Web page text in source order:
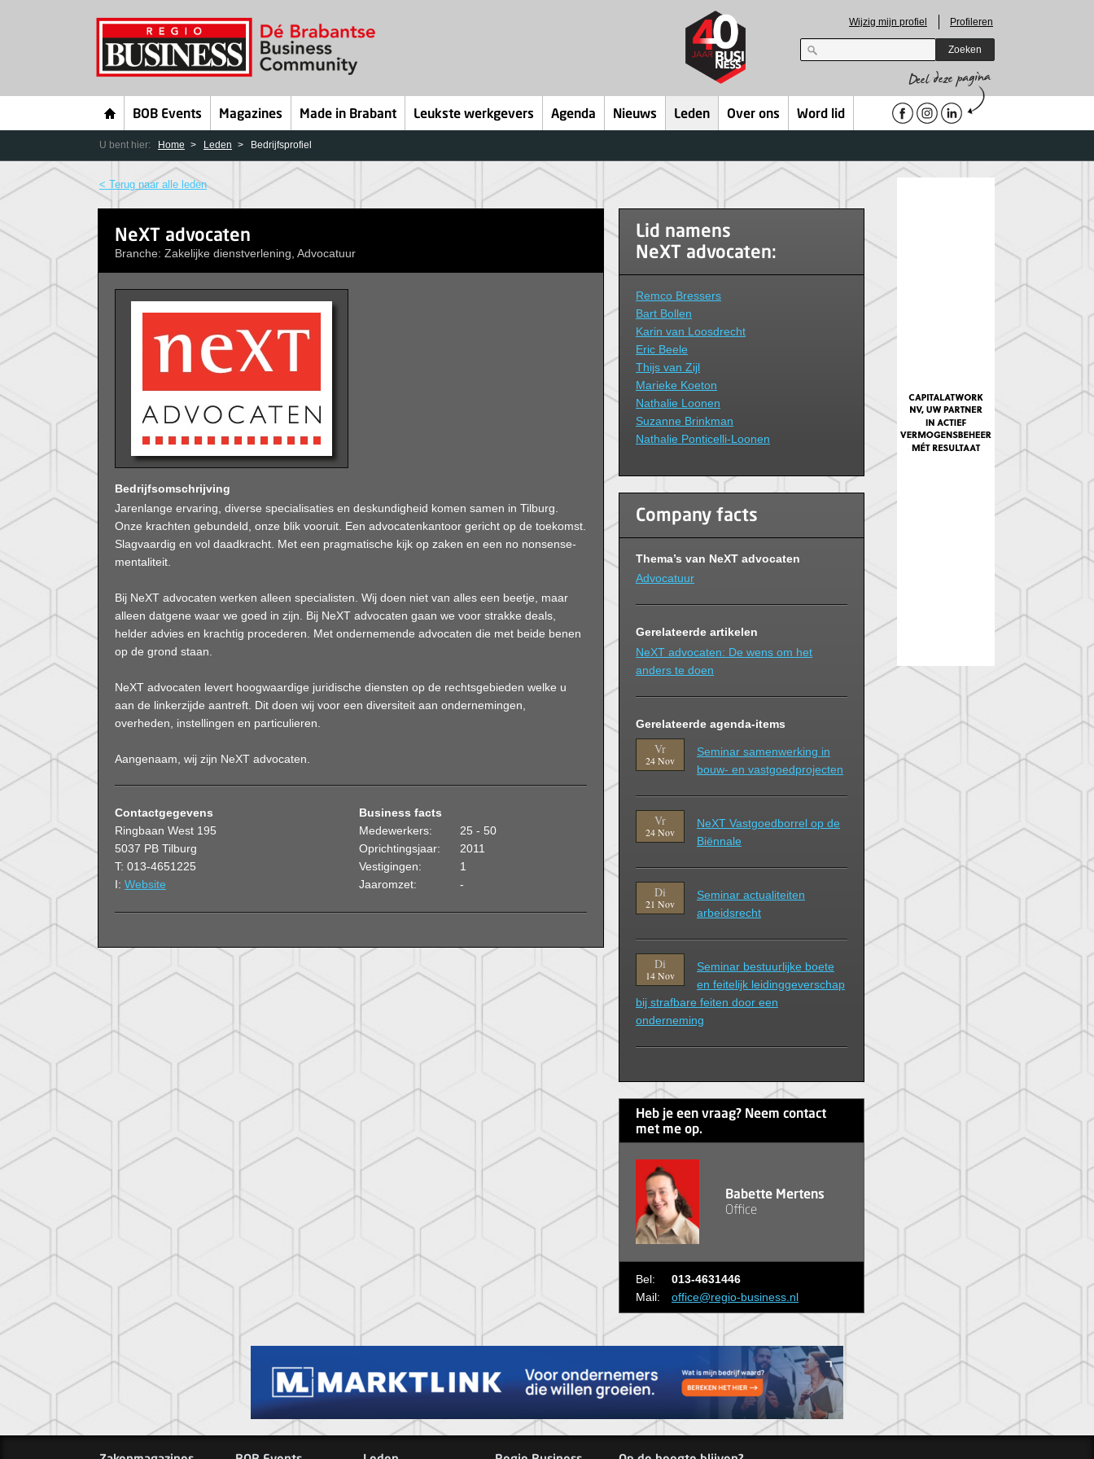
Wijzig mijn profiel Profileren
Zoeken
BOB Events Magazines Made in Brabant Leukste werkgevers Agenda Nieuws Leden Over ons Word lid
U bent hier: Home Leden Bedrijfsprofiel
< Terug naar alle leden
NeXT advocaten
Branche: Zakelijke dienstverlening, Advocatuur
Bedrijfsomschrijving
Jarenlange ervaring, diverse specialisaties en deskundigheid komen samen in Tilburg.
Onze krachten gebundeld, onze blik vooruit. Een advocatenkantoor gericht op de toekomst.
Slagvaardig en vol daadkracht. Met een pragmatische kijk op zaken en een no nonsense-
mentaliteit.
Bij NeXT advocaten werken alleen specialisten. Wij doen niet van alles een beetje, maar
alleen datgene waar we goed in zijn. Bij NeXT advocaten gaan we voor strakke deals,
helder advies en krachtig procederen. Met ondernemende advocaten die met beide benen
op de grond staan.
NeXT advocaten levert hoogwaardige juridische diensten op de rechtsgebieden welke u
aan de linkerzijde aantreft. Dit doen wij voor een diversiteit aan ondernemingen,
overheden, instellingen en particulieren.
Aangenaam, wij zijn NeXT advocaten.
Contactgegevens
Ringbaan West 195
5037 PB Tilburg
T: 013-4651225
I: Website
Business facts
Medewerkers:
25 - 50
Oprichtingsjaar:
2011
Vestigingen:
1
Jaaromzet:
-
Lid namens
NeXT advocaten:
Remco Bressers
Bart Bollen
Karin van Loosdrecht
Eric Beele
Thijs van Zijl
Marieke Koeton
Nathalie Loonen
Suzanne Brinkman
Nathalie Ponticelli-Loonen
Company facts
Thema’s van NeXT advocaten
Advocatuur
Gerelateerde artikelen
NeXT advocaten: De wens om het
anders te doen
Gerelateerde agenda-items
Vr
24 Nov
Seminar samenwerking in
bouw- en vastgoedprojecten
Vr
24 Nov
NeXT Vastgoedborrel op de
Biënnale
Di
21 Nov
Seminar actualiteiten
arbeidsrecht
Di
14 Nov
Seminar bestuurlijke boete
en feitelijk leidinggeverschap
bij strafbare feiten door een
onderneming
Heb je een vraag? Neem contact
met me op.
Babette Mertens
Office
Bel:
013-4631446
Mail:
office@regio-business.nl